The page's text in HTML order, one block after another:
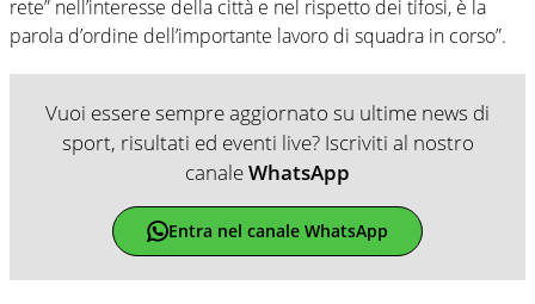
rete” nell’interesse della città e nel rispetto dei tifosi, è la
parola d’ordine dell’importante lavoro di squadra in corso”.
Vuoi essere sempre aggiornato su ultime news di
sport, risultati ed eventi live? Iscriviti al nostro
canaleWhatsApp
Entra nel canale WhatsApp